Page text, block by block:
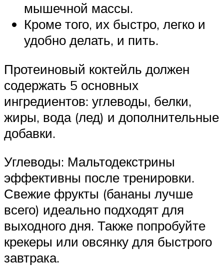
мышечной массы.
Кроме того, их быстро, легко и
удобно делать, и пить.
Протеиновый коктейль должен
содержать 5 основных
ингредиентов: углеводы, белки,
жиры, вода (лед) и дополнительные
добавки.
Углеводы: Мальтодекстрины
эффективны после тренировки.
Свежие фрукты (бананы лучше
всего) идеально подходят для
выходного дня. Также попробуйте
крекеры или овсянку для быстрого
завтрака.